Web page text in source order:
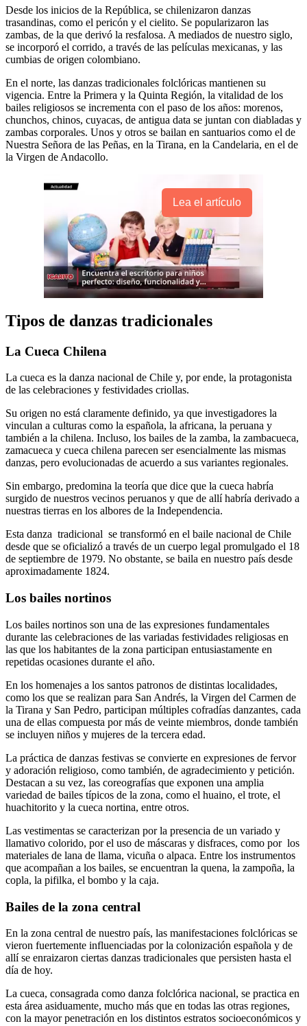
Desde los inicios de la República, se chilenizaron danzas
trasandinas, como el pericón y el cielito. Se popularizaron las
zambas, de la que derivó la resfalosa. A mediados de nuestro siglo,
se incorporó el corrido, a través de las películas mexicanas, y las
cumbias de origen colombiano.
En el norte, las danzas tradicionales folclóricas mantienen su
vigencia. Entre la Primera y la Quinta Región, la vitalidad de los
bailes religiosos se incrementa con el paso de los años: morenos,
chunchos, chinos, cuyacas, de antigua data se juntan con diabladas y
zambas corporales. Unos y otros se bailan en santuarios como el de
Nuestra Señora de las Peñas, en la Tirana, en la Candelaria, en el de
la Virgen de Andacollo.
Lea el artículo
Tipos de danzas tradicionales
La Cueca Chilena
La cueca es la danza nacional de Chile y, por ende, la protagonista
de las celebraciones y festividades criollas.
Su origen no está claramente definido, ya que investigadores la
vinculan a culturas como la española, la africana, la peruana y
también a la chilena. Incluso, los bailes de la zamba, la zambacueca,
zamacueca y cueca chilena parecen ser esencialmente las mismas
danzas, pero evolucionadas de acuerdo a sus variantes regionales.
Sin embargo, predomina la teoría que dice que la cueca habría
surgido de nuestros vecinos peruanos y que de allí habría derivado a
nuestras tierras en los albores de la Independencia.
Esta danza tradicional se transformó en el baile nacional de Chile
desde que se oficializó a través de un cuerpo legal promulgado el 18
de septiembre de 1979. No obstante, se baila en nuestro país desde
aproximadamente 1824.
Los bailes nortinos
Los bailes nortinos son una de las expresiones fundamentales
durante las celebraciones de las variadas festividades religiosas en
las que los habitantes de la zona participan entusiastamente en
repetidas ocasiones durante el año.
En los homenajes a los santos patronos de distintas localidades,
como los que se realizan para San Andrés, la Virgen del Carmen de
la Tirana y San Pedro, participan múltiples cofradías danzantes, cada
una de ellas compuesta por más de veinte miembros, donde también
se incluyen niños y mujeres de la tercera edad.
La práctica de danzas festivas se convierte en expresiones de fervor
y adoración religioso, como también, de agradecimiento y petición.
Destacan a su vez, las coreografías que exponen una amplia
variedad de bailes típicos de la zona, como el huaino, el trote, el
huachitorito y la cueca nortina, entre otros.
Las vestimentas se caracterizan por la presencia de un variado y
llamativo colorido, por el uso de máscaras y disfraces, como por los
materiales de lana de llama, vicuña o alpaca. Entre los instrumentos
que acompañan a los bailes, se encuentran la quena, la zampoña, la
copla, la pifilka, el bombo y la caja.
Bailes de la zona central
En la zona central de nuestro país, las manifestaciones folclóricas se
vieron fuertemente influenciadas por la colonización española y de
allí se enraizaron ciertas danzas tradicionales que persisten hasta el
día de hoy.
La cueca, consagrada como danza folclórica nacional, se practica en
esta área asiduamente, mucho más que en todas las otras regiones,
con la mayor penetración en los distintos estratos socioeconómicos y